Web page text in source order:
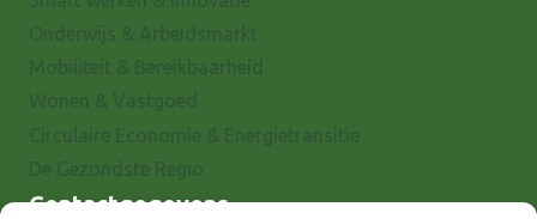
Contactgegevens